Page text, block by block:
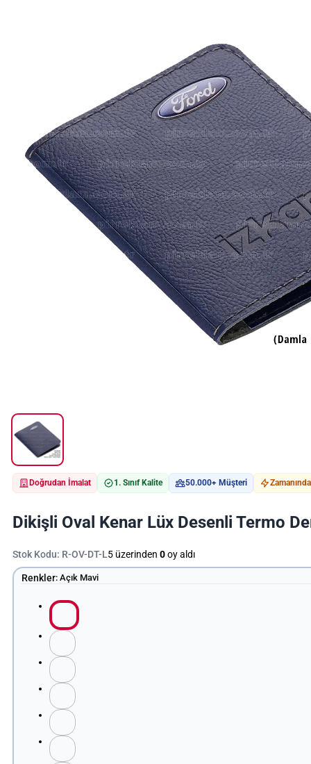
Doğrudan İmalat 1. Sınıf Kalite 50.000+ Müşteri
Dikişli Oval Kenar Lüx Desenli Termo
Stok Kodu: R-OV-DT-L5 üzerinden 0oy aldı
Renkler:Açık Mavi